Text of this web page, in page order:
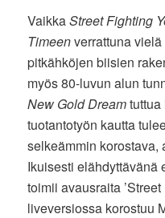
VaikkaStreet Fighting
Timeenverrattuna
pitkähköjen biisien
myös 80-luvun alun
New Gold Dreamtuttua
tuotantotyön kautta
selkeämmin korostava,
Ikuisesti elähdyttävänä
toimii avausraita
liveversiossa korostuu